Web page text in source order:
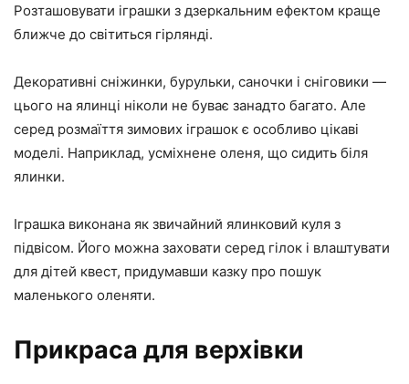
Розташовувати іграшки з дзеркальним ефектом краще
ближче до світиться гірлянді.
Декоративні сніжинки, бурульки, саночки і сніговики —
цього на ялинці ніколи не буває занадто багато. Але
серед розмаїття зимових іграшок є особливо цікаві
моделі. Наприклад, усміхнене оленя, що сидить біля
ялинки.
Іграшка виконана як звичайний ялинковий куля з
підвісом. Його можна заховати серед гілок і влаштувати
для дітей квест, придумавши казку про пошук
маленького оленяти.
Прикраса для верхівки